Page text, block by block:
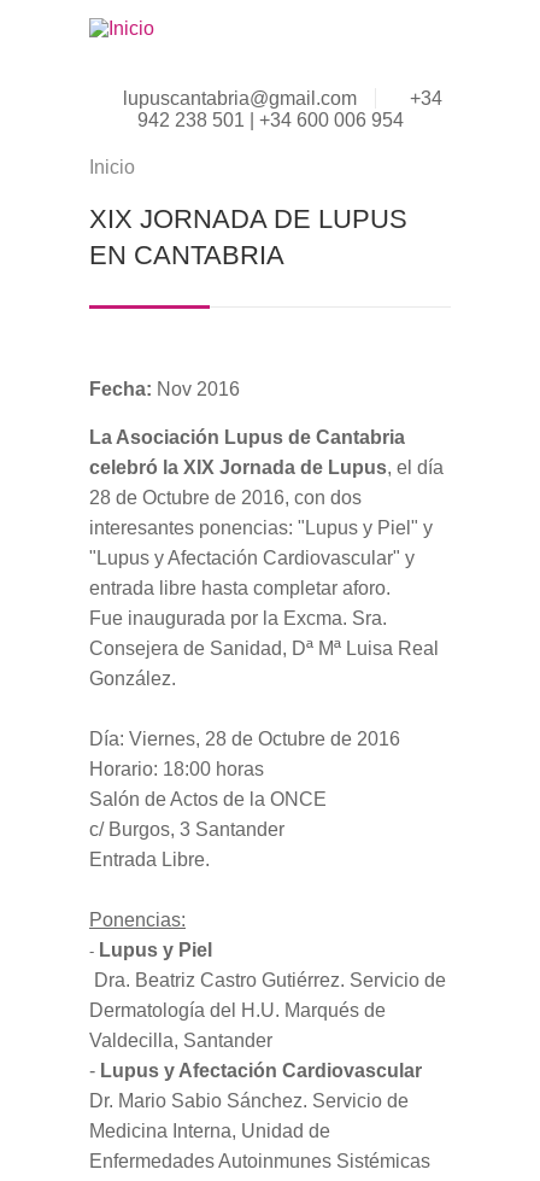
lupuscantabria@gmail.com
+34
942 238 501 | +34 600 006 954
Se encuentra usted aquí
Inicio
XIX JORNADA DE LUPUS
EN CANTABRIA
Fecha: Nov 2016
La Asociación Lupus de Cantabria
celebró la XIX Jornada de Lupus, el día
28 de Octubre de 2016, con dos
interesantes ponencias: "Lupus y Piel" y
"Lupus y Afectación Cardiovascular" y
entrada libre hasta completar aforo.
Fue inaugurada por la Excma. Sra.
Consejera de Sanidad, Dª Mª Luisa Real
González.
Día: Viernes, 28 de Octubre de 2016
Horario: 18:00 horas
Salón de Actos de la ONCE
c/ Burgos, 3 Santander
Entrada Libre.
Ponencias:
- Lupus y Piel
Dra. Beatriz Castro Gutiérrez. Servicio de
Dermatología del H.U. Marqués de
Valdecilla, Santander
- Lupus y Afectación Cardiovascular
Dr. Mario Sabio Sánchez. Servicio de
Medicina Interna, Unidad de
Enfermedades Autoinmunes Sistémicas